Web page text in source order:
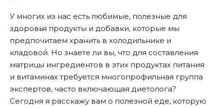
У многих из нас есть любимые, полезные для
здоровья продукты и добавки, которые мы
предпочитаем хранить в холодильнике и
кладовой. Но знаете ли вы, что для составления
матрицы ингредиентов в этих продуктах питания
и витаминах требуется многопрофильная группа
экспертов, часто включающая диетолога?
Сегодня я расскажу вам о полезной еде, которую